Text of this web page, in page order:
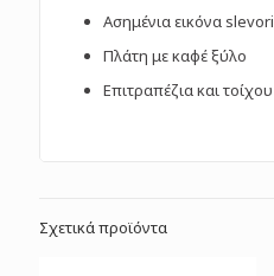
Ασημένια εικόνα slevori
Πλάτη με καφέ ξύλο
Επιτραπέζια και τοίχου
Σχετικά προϊόντα